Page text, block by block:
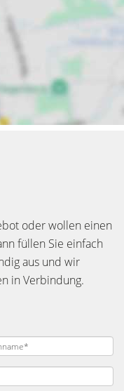
oder wollen einen
füllen Sie einfach
aus und wir
in Verbindung.